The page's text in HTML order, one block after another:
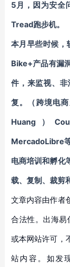
5月，因为安全
Tread跑步机。
本月早些时候
Bike+产品有漏
件，来监视、
复。（跨境电
Huang）
MercadoLibre
电商培训和孵化
载、复制、裁剪
文章内容由作者
合法性。出海易
或本网站许可，
站内容。如发